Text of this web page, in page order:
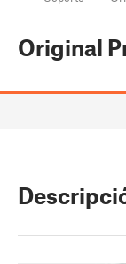
Original